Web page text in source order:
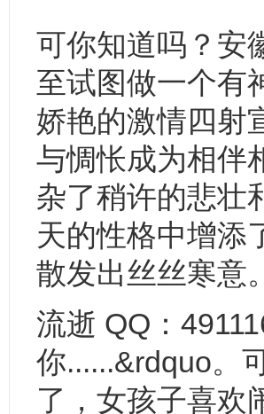
可你知道吗？安
至试图做一个有
娇艳的激情四射
与惆怅成为相伴
杂了稍许的悲壮
天的性格中增添
散发出丝丝寒意。
流逝 QQ：
你......&rdquo。
了，女孩子喜欢